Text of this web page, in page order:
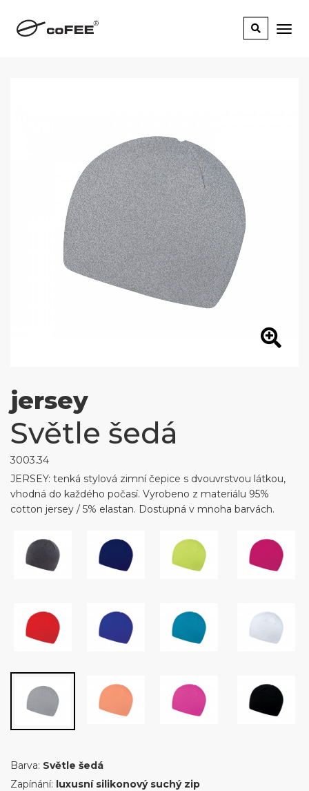
jersey
Světle šedá
3003.34
JERSEY: tenká stylová zimní čepice s dvouvrstvou látkou,
vhodná do každého počasí. Vyrobeno z materiálu 95%
cotton jersey / 5% elastan. Dostupná v mnoha barvách.
Barva: Světle šedá
Zapínání: luxusní silikonový suchý zip